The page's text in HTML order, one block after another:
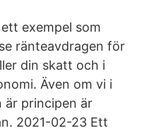
exempel som
ränteavdragen för
din skatt och i
Även om vi i
är principen är
2021-02-23 Ett